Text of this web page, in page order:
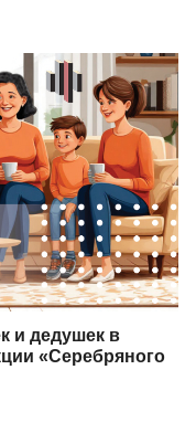
и дедушек в
«Серебряного